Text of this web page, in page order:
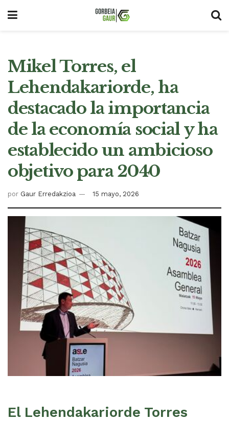
Mikel Torres, el
Lehendakariorde, ha
destacado la importancia
de la economía social y ha
establecido un ambicioso
objetivo para 2040
por Gaur Erredakzioa 15 mayo, 2026
El Lehendakariorde Torres